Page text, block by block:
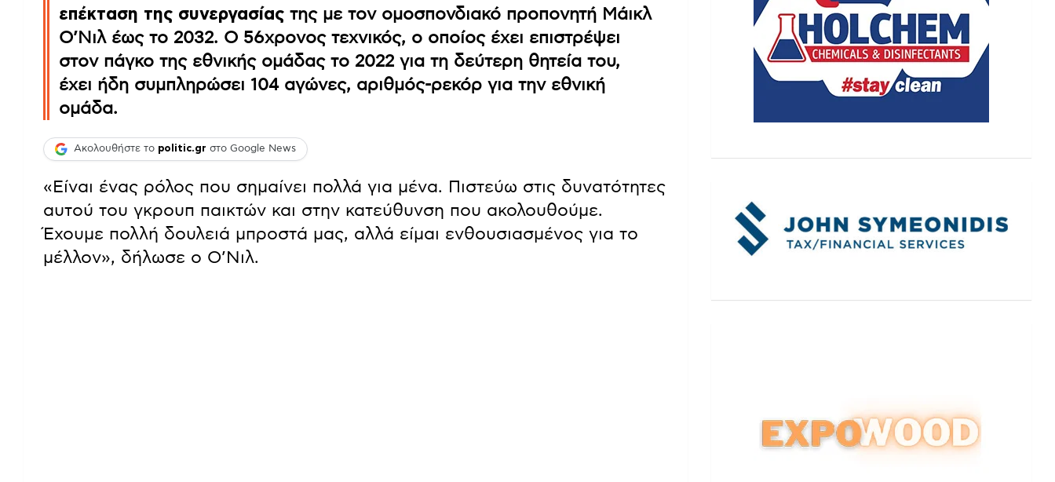
επέκταση της συνεργασίας της με τον ομοσπονδιακό προπονητή Μάικλ
Ο’Νιλ έως το 2032. Ο 56χρονος τεχνικός, ο οποίος έχει επιστρέψει
στον πάγκο της εθνικής ομάδας το 2022 για τη δεύτερη θητεία του,
έχει ήδη συμπληρώσει 104 αγώνες, αριθμός-ρεκόρ για την εθνική
ομάδα.
Ακολουθήστε το politic.gr στο Google News
«Είναι ένας ρόλος που σημαίνει πολλά για μένα. Πιστεύω στις δυνατότητες
αυτού του γκρουπ παικτών και στην κατεύθυνση που ακολουθούμε.
Έχουμε πολλή δουλειά μπροστά μας, αλλά είμαι ενθουσιασμένος για το
μέλλον», δήλωσε ο Ο’Νιλ.